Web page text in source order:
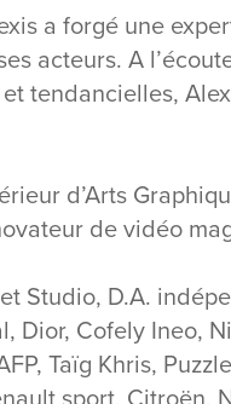
a forgé une
acteurs. A
tendancielles,
d’Arts
de vidéo
Studio, D.A.
Dior, Cofely Ineo,
Taïg Khris,